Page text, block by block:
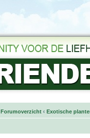
Forumoverzicht ‹ Exotische